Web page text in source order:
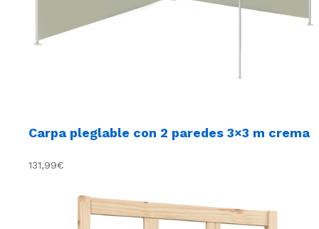
Carpa pleglable con 2 paredes 3×3 m crema
131,99€